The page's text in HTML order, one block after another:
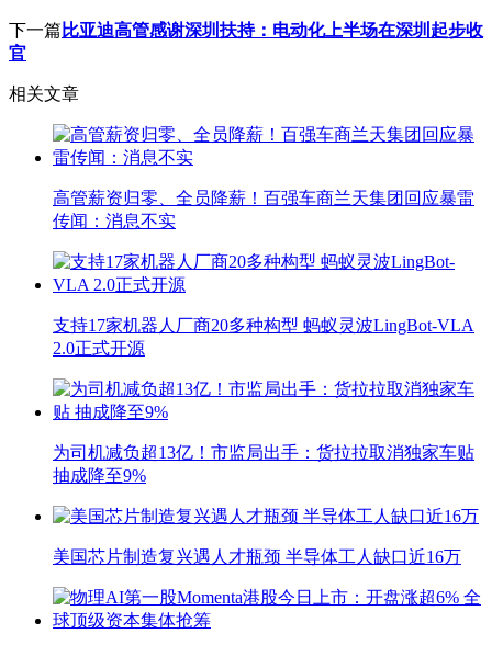
下一篇 比亚迪高管感谢深圳扶持：电动化上半场在深圳起步收
官
相关文章
高管薪资归零、全员降薪！百强车商兰天集团回应暴雷
传闻：消息不实
支持17家机器人厂商20多种构型 蚂蚁灵波LingBot-VLA
2.0正式开源
为司机减负超13亿！市监局出手：货拉拉取消独家车贴
抽成降至9%
美国芯片制造复兴遇人才瓶颈 半导体工人缺口近16万